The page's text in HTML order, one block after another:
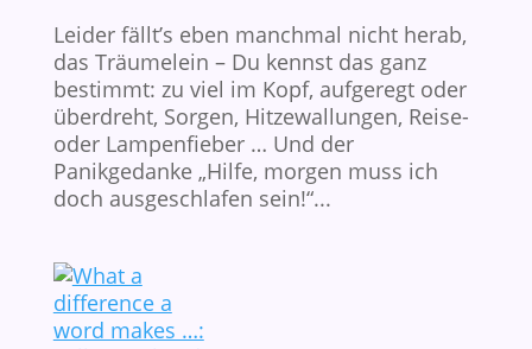
Leider fällt’s eben manchmal nicht herab,
das Träumelein – Du kennst das ganz
bestimmt: zu viel im Kopf, aufgeregt oder
überdreht, Sorgen, Hitzewallungen, Reise-
oder Lampenfieber … Und der
Panikgedanke „Hilfe, morgen muss ich
doch ausgeschlafen sein!“...